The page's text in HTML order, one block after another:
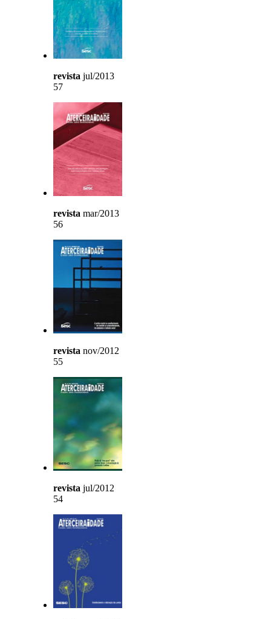
revista jul/2013
57
revista mar/2013
56
revista nov/2012
55
revista jul/2012
54